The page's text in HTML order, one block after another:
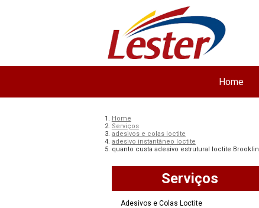
Home
Home
Serviços
adesivos e colas loctite
adesivo instantâneo loctite
quanto custa adesivo estrutural loctite Brooklin
Serviços
Adesivos e Colas Loctite